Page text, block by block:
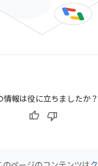
情報は役に立ちましたか？